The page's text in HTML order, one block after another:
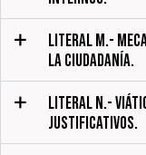
LITERAL M.-
LA CIUDADANÍA.
LITERAL N.-
JUSTIFICATIVOS.